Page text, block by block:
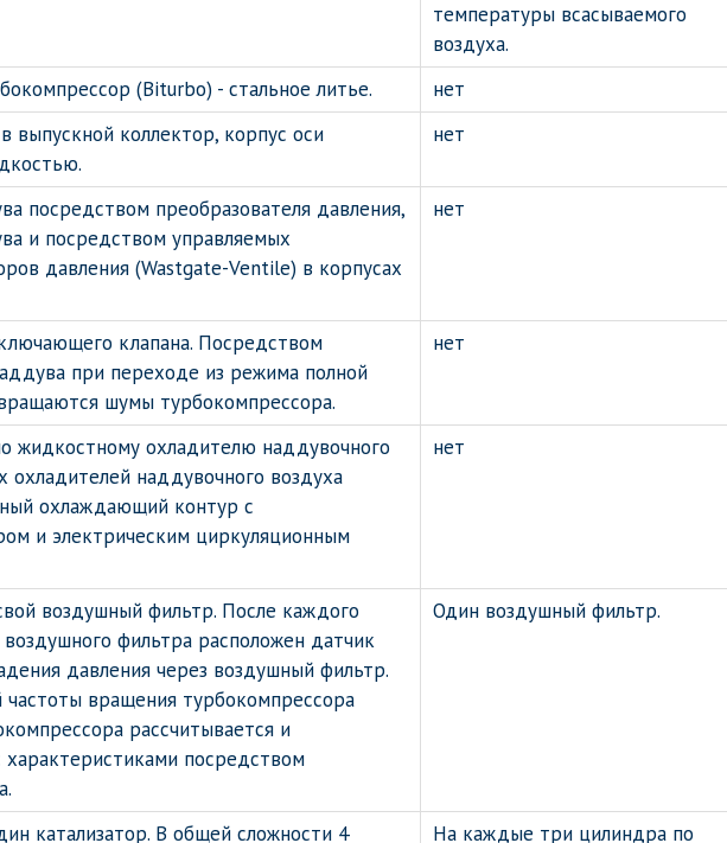
температуры всасываемого
воздуха.
(Biturbo) - стальное литье.
нет
выпускной коллектор, корпус оси
нет
посредством преобразователя давления,
и посредством управляемых
давления (Wastgate-Ventile) в корпусах
нет
клапана. Посредством
при переходе из режима полной
шумы турбокомпрессора.
нет
жидкостному охладителю наддувочного
наддувочного воздуха
охлаждающий контур с
и электрическим циркуляционным
нет
воздушный фильтр. После каждого
фильтра расположен датчик
давления через воздушный фильтр.
частоты вращения турбокомпрессора
рассчитывается и
характеристиками посредством
Один воздушный фильтр.
катализатор. В общей сложности 4
На каждые три цилиндра по